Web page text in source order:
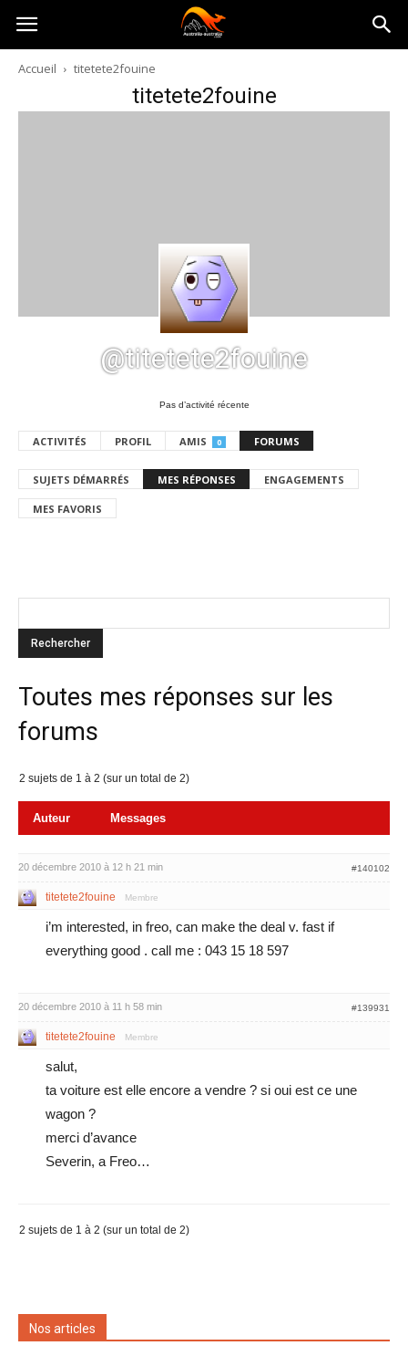
Australia-
australie.com
Accueil titetete2fouine
titetete2fouine
@titetete2fouine
Pas d’activité récente
ACTIVITÉS PROFIL AMIS 0 FORUMS
SUJETS DÉMARRÉS MES RÉPONSES ENGAGEMENTS
MES FAVORIS
Toutes mes réponses sur les
forums
2 sujets de 1 à 2 (sur un total de 2)
Auteur Messages
20 décembre 2010 à 12 h 21 min #140102
titetete2fouine Membre
i’m interested, in freo, can make the deal v. fast if
everything good . call me : 043 15 18 597
20 décembre 2010 à 11 h 58 min #139931
titetete2fouine Membre
salut,
ta voiture est elle encore a vendre ? si oui est ce une
wagon ?
merci d’avance
Severin, a Freo…
2 sujets de 1 à 2 (sur un total de 2)
Nos articles